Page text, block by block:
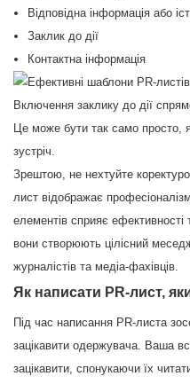
Відповідна інформація або
Заклик до дії
Контактна інформація
Включення заклику до дії
Це може бути так само просто,
зустріч.
Зрештою, не нехтуйте
лист відображає
елементів сприяє
вони створюють цілісний
журналістів та медіа-фахівців.
Як написати PR-лист,
Під час написання PR-листа
зацікавити одержувача. Ваша
зацікавити, спонукаючи їх